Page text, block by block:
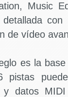
Music
detallada
de vídeo
es la
pistas
y datos